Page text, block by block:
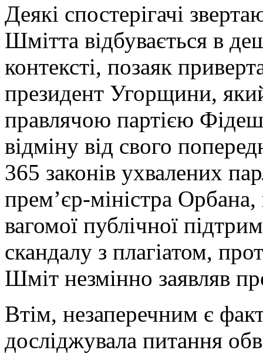
Деякі спостерігачі
Шмітта відбувається в
контексті, позаяк
президент Угорщини,
правлячою партією Фідеш
відміну від свого
365 законів ухвалених
прем’єр-міністра
вагомої публічної
скандалу з плагіатом,
Шміт незмінно заявляв
Втім, незаперечним є
досліджувала питання